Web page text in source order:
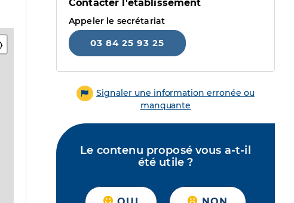
Contacter l'établissement
Appeler le secrétariat
03 84 25 93 25
Signaler une information erronée ou
manquante
Le contenu proposé vous a-t-il
été utile ?